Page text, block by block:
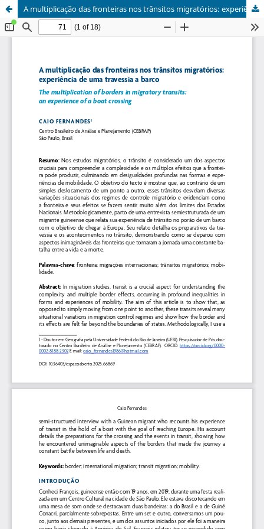
A multiplicação das fronteiras nos trânsitos migratórios: experiência de uma travessia a barco